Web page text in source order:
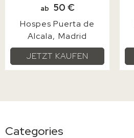
ab 50 €
Hospes Puerta de
Alcala
Madrid
JETZT KAUFEN
Categories